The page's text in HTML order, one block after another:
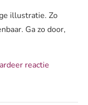
illustratie. Zo
Ga zo door,
reactie